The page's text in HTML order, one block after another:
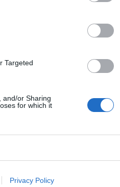
Targeted
and/or Sharing
for which it
Privacy Policy
Van